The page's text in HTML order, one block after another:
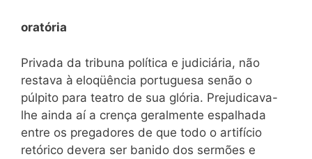
oratória
Privada da tribuna política e judiciária, não
restava à eloqüência portuguesa senão o
púlpito para teatro de sua glória. Prejudicava-
lhe ainda aí a crença geralmente espalhada
entre os pregadores de que todo o artifício
retórico devera ser banido dos sermões e